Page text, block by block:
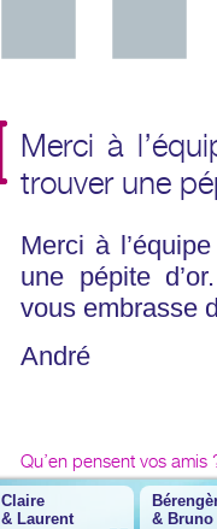
Merci à
trouver une
Merci à
une pépite
vous embrasse
André
Qu’en pensent vos amis
Claire
& Laurent
& Bruno